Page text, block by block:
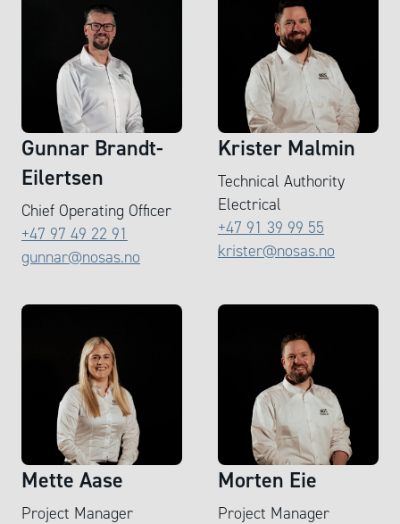
Gunnar Brandt-
Eilertsen
Chief Operating Officer
+47 97 49 22 91
gunnar@nosas.no
Krister Malmin
Technical Authority
Electrical
+47 91 39 99 55
krister@nosas.no
Mette Aase
Project Manager
Morten Eie
Project Manager